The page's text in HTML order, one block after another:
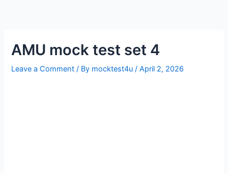
AMU mock test set 4
Leave a Comment / By mocktest4u /April 2, 2026